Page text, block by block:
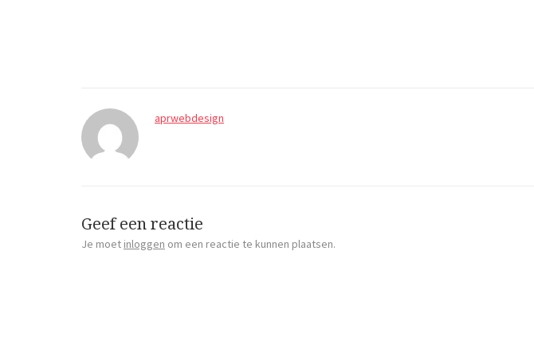
aprwebdesign
Geef een reactie
Je moet inloggen om een reactie te kunnen plaatsen.